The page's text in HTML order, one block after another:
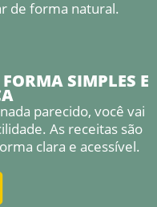
de forma natural.
SIMPLES E
parecido, você vai
As receitas são
clara e acessível.